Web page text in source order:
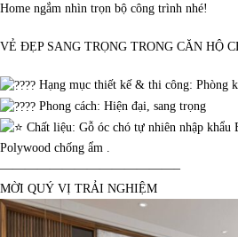
Home ngắm nhìn trọn bộ công trình nhé!
VẺ ĐẸP SANG TRỌNG TRONG CĂN HỘ
Hạng mục thiết kế & thi công: Phòng
Phong cách: Hiện đại, sang trọng
Chất liệu: Gỗ óc chó tự nhiên nhập khẩu
Polywood chống ẩm .
——————————————–
MỜI QUÝ VỊ TRẢI NGHIỆM